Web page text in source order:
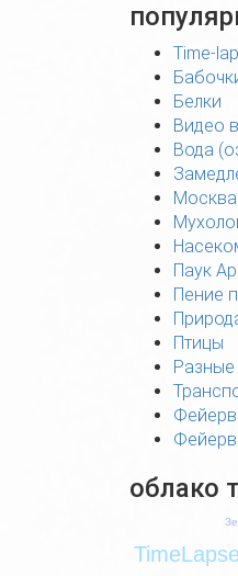
Time-
Белки
Видео
Вода
Москва
Паук
Пение
Птицы
облако
TimeLapse